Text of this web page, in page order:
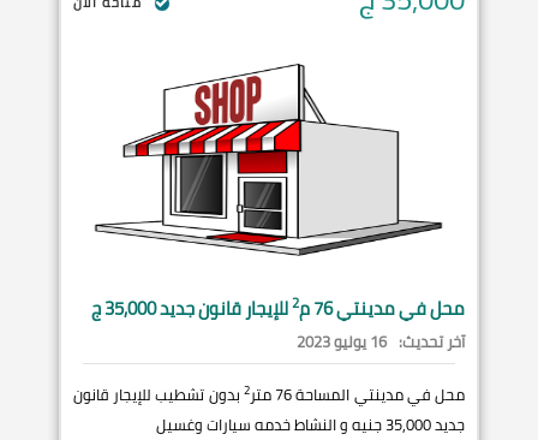
محل فيمدينتي76 م 2للإيجار قانون جديد 35,000 ج
آخر تحديث: 16 يوليو 2023
محل في مدينتي المساحة 76 متر
2 بدون تشطيب للإيجار قانون
جديد 35,000 جنيه و النشاط خدمه سيارات وغسيل